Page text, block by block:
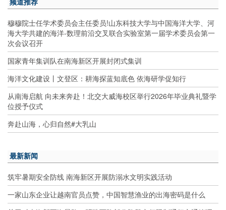
穆穆院士任学术委员会主任委员!山东科技大学与中国海洋大学、河
海大学共建的海洋-数理前沿交叉联合实验室第一届学术委员会第一
次会议召开
国家青年集训队在南海新区开展封闭式集训
海洋文化建设丨文登区：耕海探蓝知底色 依海研学促知行
从南海启航 向未来奔赴！北交大威海校区举行2026年毕业典礼暨学
位授予仪式
奔赴山海，心归自然#大乳山
最新新闻
筑牢暑期安全防线 南海新区开展防溺水文明实践活动
一家山东企业让越南官员点赞，中国智慧渔业的出海密码是什么